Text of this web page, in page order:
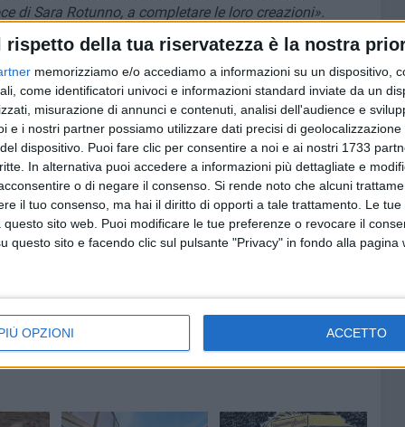
rispetto della tua riservatezza è la nostra
memorizziamo e/o accediamo a informazioni su un dispositivo,
come identificatori univoci e informazioni standard inviate da un
misurazione di annunci e contenuti, analisi dell'audience e
e i nostri partner possiamo utilizzare dati precisi di
dispositivo. Puoi fare clic per consentire a noi e ai nostri 1733
In alternativa puoi accedere a informazioni più dettagliate e
o di negare il consenso. Si rende noto che alcuni
il tuo consenso, ma hai il diritto di opporti a tale trattamento. Le
sito web. Puoi modificare le tue preferenze o revocare il
questo sito e facendo clic sul pulsante "Privacy" in fondo alla pagina
OPZIONI ACCETTO
di Sara Rotunno, a completare le loro creazioni».
andare, di far festa con la musica e di riabbracciare il
di giovani e giovanissimi.
7 AGOSTO 2026
Grande partecipazione nell'agro
di Giovinazzo per la festa della
Trasfigurazione di Nostro
Signore